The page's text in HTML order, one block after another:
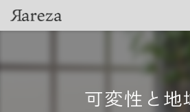
可変性と地